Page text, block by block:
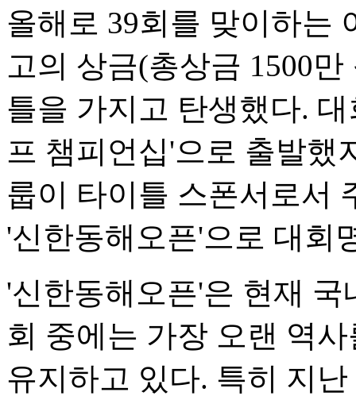
올해로 39회를 맞이하는
고의 상금(총상금 1500
틀을 가지고 탄생했다.
프 챔피언십'으로 출발했
룹이 타이틀 스폰서로서
'신한동해오픈'으로 대회
'신한동해오픈'은 현재
회 중에는 가장 오랜 역
유지하고 있다. 특히 지